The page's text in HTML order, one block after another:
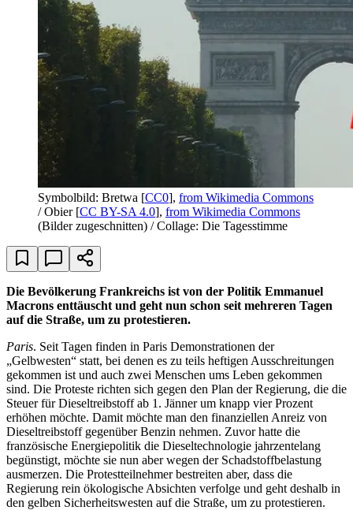
Symbolbild: Bretwa [CC0], from Wikimedia Commons
/ Obier [CC BY-SA 4.0], from Wikimedia Commons
(Bilder zugeschnitten) / Collage: Die Tagesstimme
Die Bevölkerung Frankreichs ist von der Politik Emmanuel
Macrons enttäuscht und geht nun schon seit mehreren Tagen
auf die Straße, um zu protestieren.
Paris. Seit Tagen finden in Paris Demonstrationen der
„Gelbwesten“ statt, bei denen es zu teils heftigen Ausschreitungen
gekommen ist und auch zwei Menschen ums Leben gekommen
sind. Die Proteste richten sich gegen den Plan der Regierung, die die
Steuer für Dieseltreibstoff ab 1. Jänner um knapp vier Prozent
erhöhen möchte. Damit möchte man den finanziellen Anreiz von
Dieseltreibstoff gegenüber Benzin nehmen. Zuvor hatte die
französische Energiepolitik die Dieseltechnologie jahrzentelang
begünstigt, möchte sie nun aber wegen der Schadstoffbelastung
ausmerzen. Die Protestteilnehmer bestreiten aber, dass die
Regierung rein ökologische Absichten verfolge und geht deshalb in
den gelben Sicherheitswesten auf die Straße, um zu protestieren.